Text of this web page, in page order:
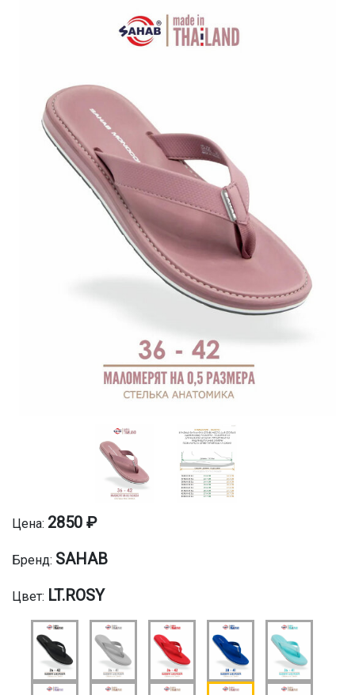
Цена: 2850 ₽
Бренд: SAHAB
Цвет: LT.ROSY